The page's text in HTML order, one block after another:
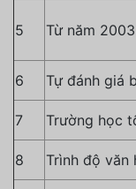
5 Từ năm
6 Tự đánh giá
7 Trường học
8 Trình độ văn